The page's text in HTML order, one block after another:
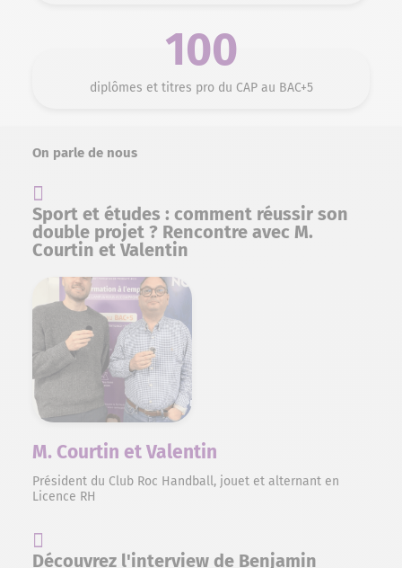
100
diplômes et titres pro du CAP au BAC+5
On parle de nous
Sport et études : comment réussir son
double projet ? Rencontre avec M.
Courtin et Valentin
M. Courtin et Valentin
Président du Club Roc Handball, jouet et alternant en
Licence RH
Découvrez l'interview de Benjamin